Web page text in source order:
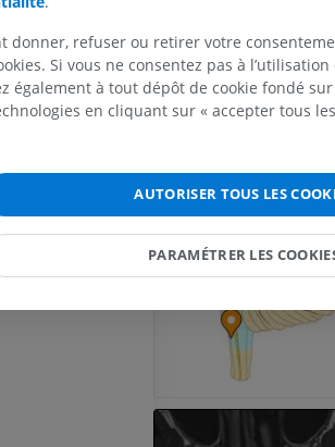
PREMIUM
IRM de l'épaule
IRM
IRM du coude
IRM de la main
donner, refuser ou retirer votre
Si vous ne consentez pas à
également à tout dépôt de cookie fondé
en cliquant sur « accepter tous
AUTORISER TOUS LES
PARAMÉTRER LES